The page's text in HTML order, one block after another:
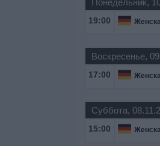
Понедельник,
19:00
Воскресенье,
17:00
Суббота,
15:00